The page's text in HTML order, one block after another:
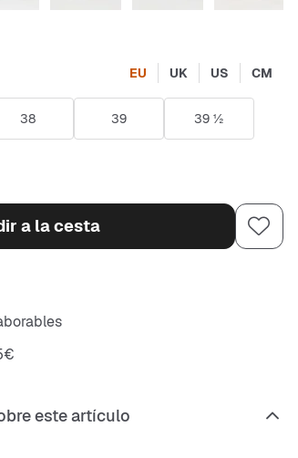
EU UK US CM
38 39 39 ½
a la cesta
este artículo